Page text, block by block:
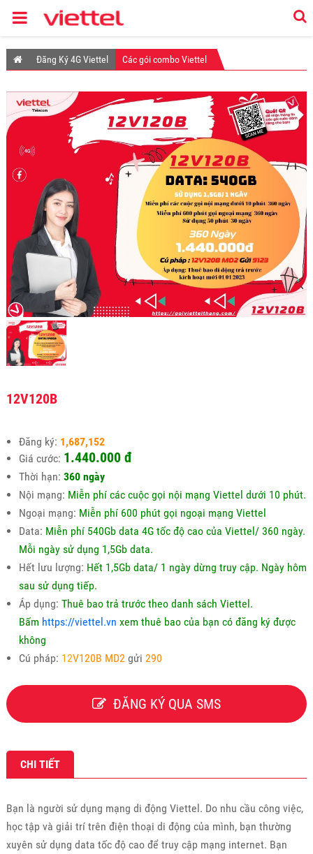
Đăng Ký 4G Viettel Các gói combo Viettel
12V120B
Đăng ký: 1,687,152
Giá cước: 1.440.000 đ
Thời hạn: 360 ngày
Nội mạng: Miễn phí các cuộc gọi nội mạng Viettel dưới 10 phút.
Ngoại mạng: Miễn phí 600 phút gọi ngoại mạng Viettel
Data: Miễn phí 540Gb data 4G tốc độ cao của Viettel/ 360 ngày.
Mỗi ngày sử dụng 1,5Gb data.
Hết lưu lượng: Hết 1,5Gb data/ 1 ngày dừng truy cập. Ngày hôm
sau sử dụng tiếp.
Áp dụng: Thuê bao trả trước theo danh sách Viettel.
Bấm https://viettel.vn xem thuê bao của bạn có đăng ký được
không
Cú pháp: 12V120B MD2 gửi 290
ĐĂNG KÝ QUA SMS
CHI TIẾT
Bạn là người sử dụng mạng di động Viettel. Do nhu cầu công việc,
học tập và giải trí trên điện thoại di động của mình, bạn thường
xuyên sử dụng data tốc độ cao để truy cập mạng internet. Bạn